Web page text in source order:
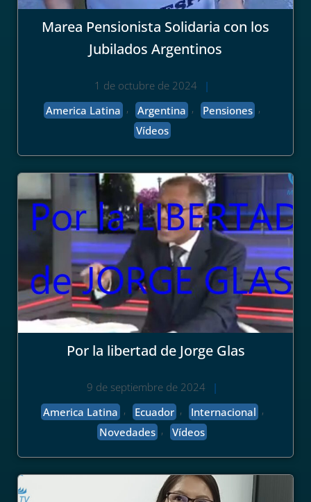
Marea Pensionista Solidaria con los
Jubilados Argentinos
1 de octubre de 2024
|
America Latina , Argentina , Pensiones ,
Vídeos
Por la libertad de Jorge Glas
9 de septiembre de 2024
|
America Latina , Ecuador , Internacional ,
Novedades , Vídeos